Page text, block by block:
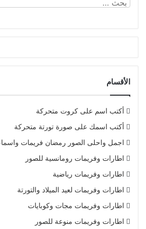
الأقسام
أكتب اسم على كروت متحركة
أكتب اسمك على صورة تورتة متحركة
اجمل واحلى الصور رمضان فريمات
اطارات وفريمات رومانسية للصور
اطارات وفريمات رياضية
اطارات وفريمات لعيد الميلاد والتورتة
اطارات وفريمات مجات وكوبايات
اطارات وفريمات منوعة للصور